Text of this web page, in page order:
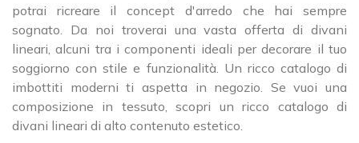
potrai ricreare il concept d'arredo che hai sempre
sognato. Da noi troverai una vasta offerta di divani
lineari, alcuni tra i componenti ideali per decorare il tuo
soggiorno con stile e funzionalità. Un ricco catalogo di
imbottiti moderni ti aspetta in negozio. Se vuoi una
composizione in tessuto, scopri un ricco catalogo di
divani lineari di alto contenuto estetico.